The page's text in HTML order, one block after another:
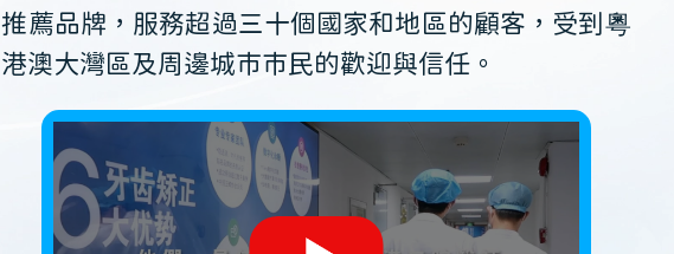
推薦品牌，服務超過三十個國家和地區的顧客，受到粵
港澳大灣區及周邊城市市民的歡迎與信任。